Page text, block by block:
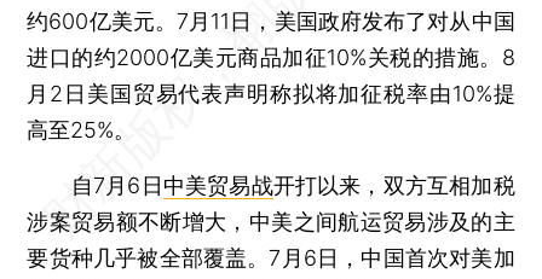
约600亿美元。7月11日，美国政府发布了对从中国
进口的约2000亿美元商品加征10%关税的措施。8
月2日美国贸易代表声明称拟将加征税率由10%提
高至25%。
自7月6日中美贸易战开打以来，双方互相加税
涉案贸易额不断增大，中美之间航运贸易涉及的主
要货种几乎被全部覆盖。7月6日，中国首次对美加